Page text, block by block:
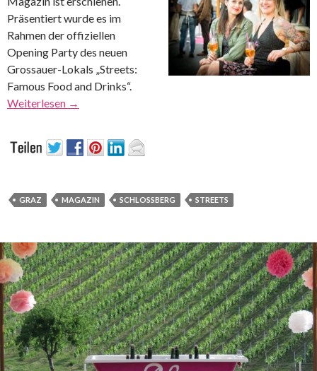
Präsentiert wurde es im
Rahmen der offiziellen
Opening Party des neuen
Grossauer-Lokals „Streets:
Famous Food and Drinks“.
Weiterlesen →
GRAZ MAGAZIN SCHLOSSBERG STREETS